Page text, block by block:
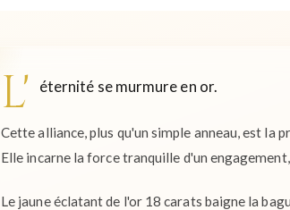
L' éternité se murmure en or.
Cette alliance, plus qu'un simple anneau, est la
Elle incarne la force tranquille d'un
Le jaune éclatant de l'or 18 carats baigne la